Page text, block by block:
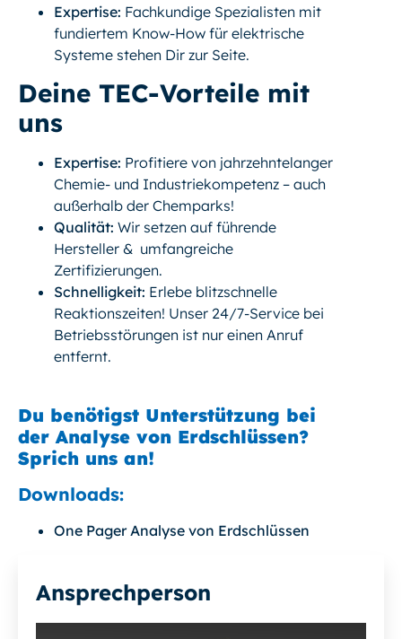
Expertise: Fachkundige Spezialisten mit
fundiertem Know-How für elektrische
Systeme stehen Dir zur Seite.
Deine TEC-Vorteile mit
uns
Expertise: Profitiere von jahrzehntelanger
Chemie- und Industriekompetenz – auch
außerhalb der Chemparks!
Qualität: Wir setzen auf führende
Hersteller & umfangreiche
Zertifizierungen.
Schnelligkeit: Erlebe blitzschnelle
Reaktionszeiten! Unser 24/7-Service bei
Betriebsstörungen ist nur einen Anruf
entfernt.
Du benötigst Unterstützung bei
der Analyse von Erdschlüssen?
Sprich uns an!
Downloads:
One Pager Analyse von Erdschlüssen
Ansprechperson